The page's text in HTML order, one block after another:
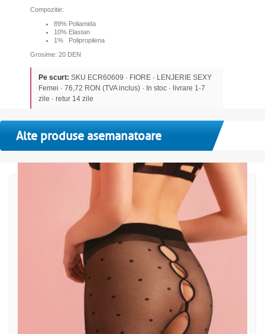
Compozitie:
89% Poliamida
10% Elastan
1% Polipropilena
Grosime: 20 DEN
Pe scurt: SKU ECR60609 · FIORE · LENJERIE SEXY
Femei · 76,72 RON (TVA inclus) · In stoc · livrare 1-7
zile · retur 14 zile
Alte produse asemanatoare